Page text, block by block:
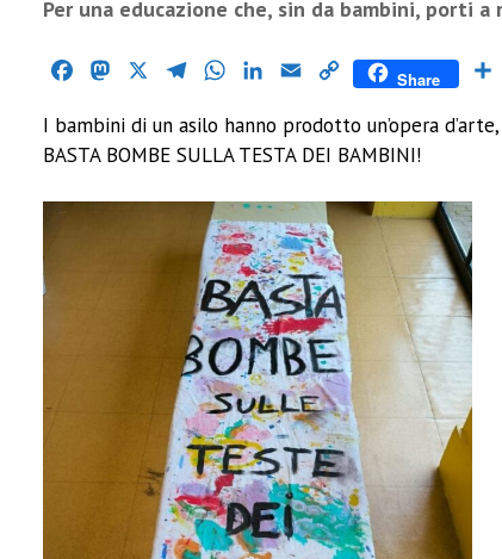
Per una educazione che, sin da bambini, porti
FacebookMastodon TelegramWhatsAppLinkedIn
Email Copy
Share
I bambini di un asilo hanno prodotto un’opera
BASTA BOMBE SULLA TESTA DEI BAMBINI!